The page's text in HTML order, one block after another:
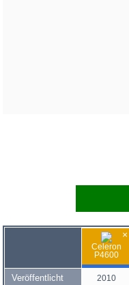
×
Celeron
P4600
Veröffentlicht 2010